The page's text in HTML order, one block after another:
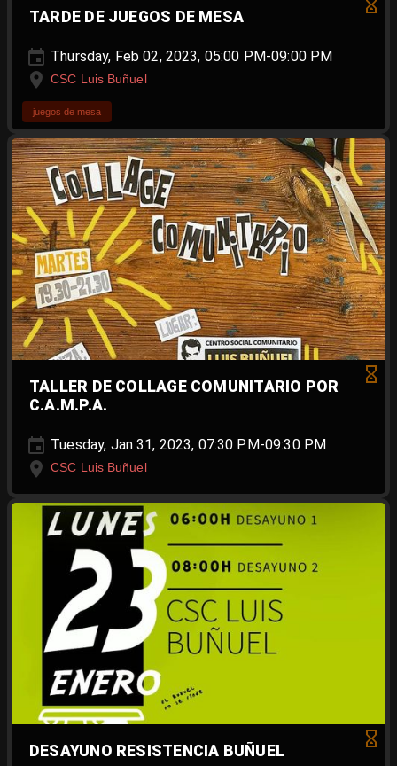
TARDE DE JUEGOS DE MESA
Thursday, Feb 02, 2023, 05:00 PM-09:00 PM
CSC Luis Buñuel
juegos de mesa
TALLER DE COLLAGE COMUNITARIO POR
C.A.M.P.A.
Tuesday, Jan 31, 2023, 07:30 PM-09:30 PM
CSC Luis Buñuel
DESAYUNO RESISTENCIA BUÑUEL